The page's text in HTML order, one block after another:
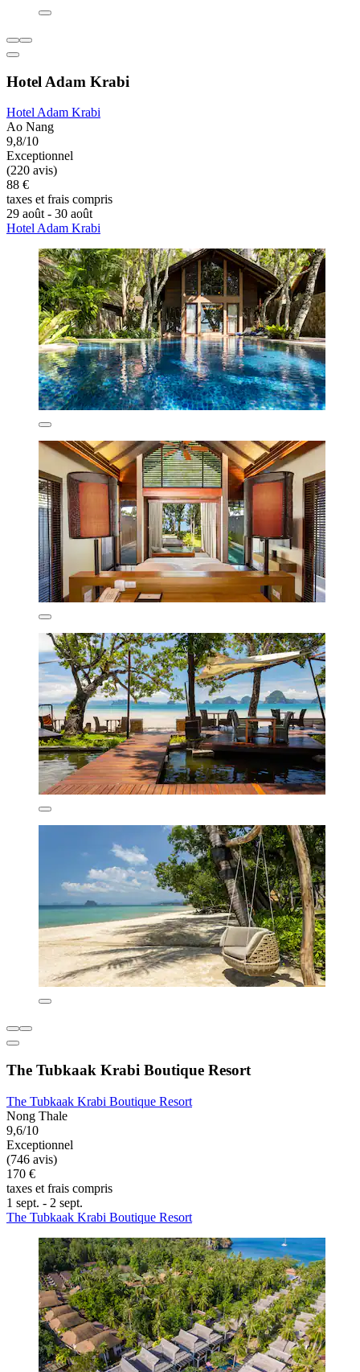
Hotel Adam Krabi
Hotel Adam Krabi
Ao Nang
9,8/10
Exceptionnel
(220 avis)
88 €
taxes et frais compris
29 août - 30 août
Hotel Adam Krabi
The Tubkaak Krabi Boutique Resort
The Tubkaak Krabi Boutique Resort
Nong Thale
9,6/10
Exceptionnel
(746 avis)
170 €
taxes et frais compris
1 sept. - 2 sept.
The Tubkaak Krabi Boutique Resort